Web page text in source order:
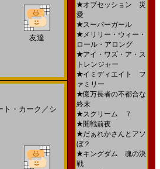
友達
ト・カーク ／ シ
★オブセッション 災
愛
★スーパーガール
★メリリー・ウィー・
ロール・アロング
★アイ・ワズ・ア・ス
トレンジャー
★イミディエイト フ
ァミリー
★億万長者の不都合な
終末
★スクリーム ７
★開戦前夜
★だぁれかさんとアソ
ぼ？
★キングダム 魂の決
戦